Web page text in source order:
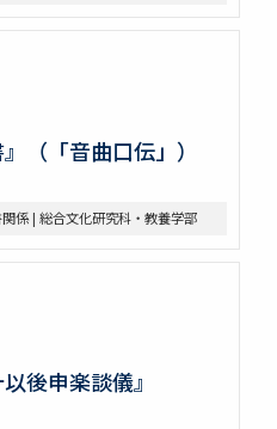
証・故実
（「音曲口伝」）
係 | 総合文化研究科・教養学部
後申楽談儀』